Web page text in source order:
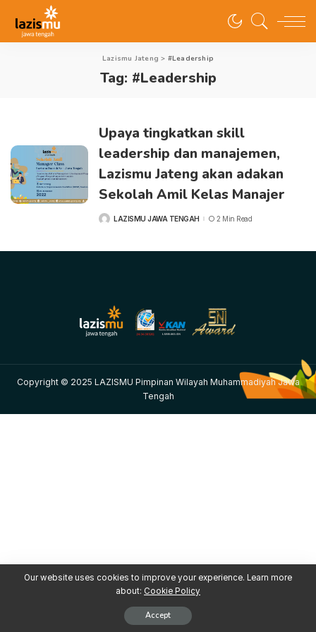
Lazismu Jateng > #Leadership
Tag: #Leadership
Upaya tingkatkan skill
leadership dan manajemen,
Lazismu Jateng akan adakan
Sekolah Amil Kelas Manajer
LAZISMU JAWA TENGAH 2 Min Read
Copyright © 2025 LAZISMU Pimpinan Wilayah Muhammadiyah Jawa
Tengah
Our website uses cookies to improve your experience. Learn more
about: Cookie Policy
Accept